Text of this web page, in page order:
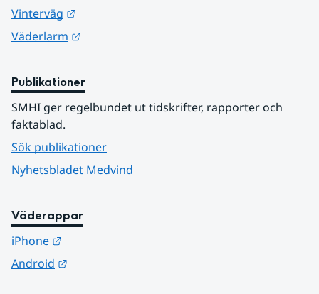
Vinterväg
Väderlarm
Publikationer
SMHI ger regelbundet ut tidskrifter, rapporter och
faktablad.
Sök publikationer
Nyhetsbladet Medvind
Väderappar
iPhone
Android